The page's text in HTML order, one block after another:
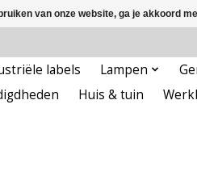
labels Lampen
Huis & tuin
van onze website, ga je akkoord